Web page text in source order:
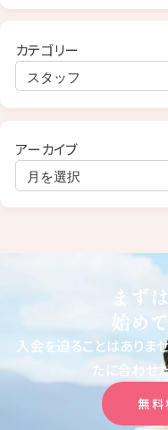
カテゴリー
アーカイブ
まず
始め
入会を迫ることはありませ
たに合わせ
無